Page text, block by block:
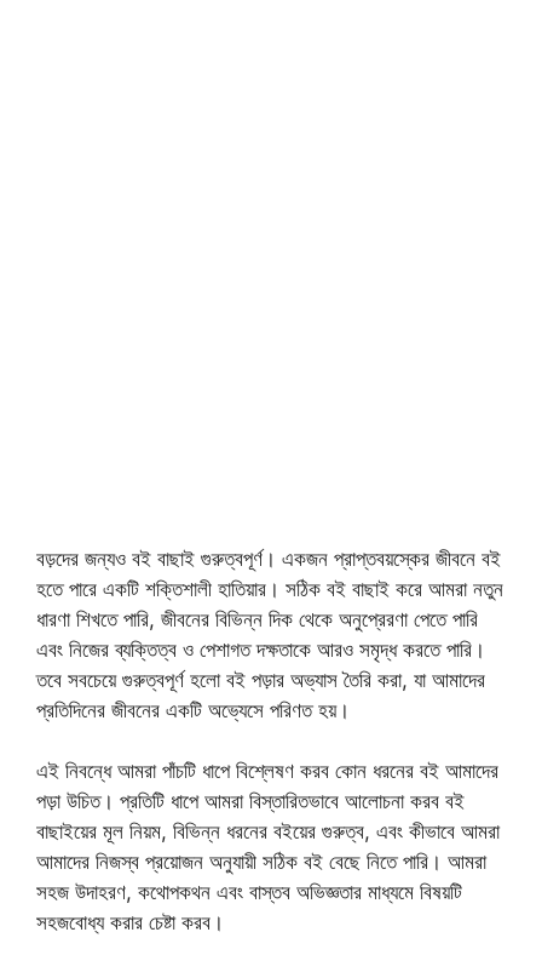
বড়দের জন্যও বই বাছাই গুরুত্বপূর্ণ। একজন প্রাপ্তবয়স্কের জীবনে বই
হতে পারে একটি শক্তিশালী হাতিয়ার। সঠিক বই বাছাই করে আমরা নতুন
ধারণা শিখতে পারি, জীবনের বিভিন্ন দিক থেকে অনুপ্রেরণা পেতে পারি
এবং নিজের ব্যক্তিত্ব ও পেশাগত দক্ষতাকে আরও সমৃদ্ধ করতে পারি।
তবে সবচেয়ে গুরুত্বপূর্ণ হলো বই পড়ার অভ্যাস তৈরি করা, যা আমাদের
প্রতিদিনের জীবনের একটি অভ্যেসে পরিণত হয়।
এই নিবন্ধে আমরা পাঁচটি ধাপে বিশ্লেষণ করব কোন ধরনের বই আমাদের
পড়া উচিত। প্রতিটি ধাপে আমরা বিস্তারিতভাবে আলোচনা করব বই
বাছাইয়ের মূল নিয়ম, বিভিন্ন ধরনের বইয়ের গুরুত্ব, এবং কীভাবে আমরা
আমাদের নিজস্ব প্রয়োজন অনুযায়ী সঠিক বই বেছে নিতে পারি। আমরা
সহজ উদাহরণ, কথোপকথন এবং বাস্তব অভিজ্ঞতার মাধ্যমে বিষয়টি
সহজবোধ্য করার চেষ্টা করব।